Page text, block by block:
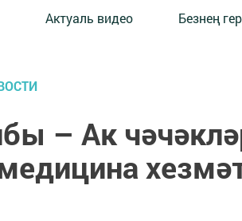
Актуаль видео Безнең
– Ак